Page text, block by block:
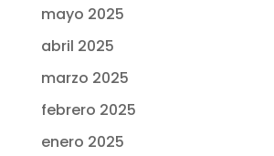
mayo 2025
abril 2025
marzo 2025
febrero 2025
enero 2025